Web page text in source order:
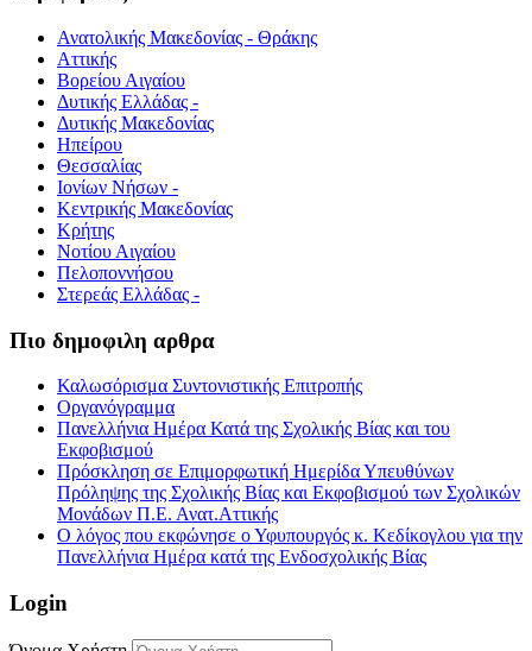
Ανατολικής Μακεδονίας - Θράκης
Αττικής
Βορείου Αιγαίου
Δυτικής Ελλάδας -
Δυτικής Μακεδονίας
Ηπείρου
Θεσσαλίας
Ιονίων Νήσων -
Κεντρικής Μακεδονίας
Κρήτης
Νοτίου Αιγαίου
Πελοποννήσου
Στερεάς Ελλάδας -
Πιο δημοφιλη αρθρα
Καλωσόρισμα Συντονιστικής Επιτροπής
Οργανόγραμμα
Πανελλήνια Ημέρα Κατά της Σχολικής Βίας και του
Εκφοβισμού
Πρόσκληση σε Επιμορφωτική Ημερίδα Υπευθύνων
Πρόληψης της Σχολικής Βίας και Εκφοβισμού των Σχολικών
Μονάδων Π.Ε. Ανατ.Αττικής
Ο λόγος που εκφώνησε ο Υφυπουργός κ. Κεδίκογλου για την
Πανελλήνια Ημέρα κατά της Ενδοσχολικής Βίας
Login